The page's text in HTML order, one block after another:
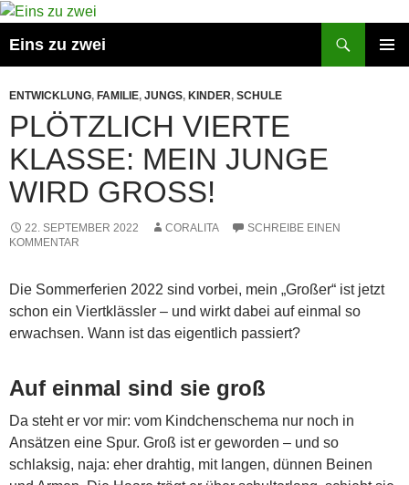
Eins zu zwei
SPRINGEN
ENTWICKLUNG, FAMILIE, JUNGS, KINDER, SCHULE
PLÖTZLICH VIERTE
KLASSE: MEIN JUNGE
WIRD GROSS!
22. SEPTEMBER 2022 CORALITA
SCHREIBE EINEN
KOMMENTAR
Die Sommerferien 2022 sind vorbei, mein „Großer“ ist jetzt
schon ein Viertklässler – und wirkt dabei auf einmal so
erwachsen. Wann ist das eigentlich passiert?
Auf einmal sind sie groß
Da steht er vor mir: vom Kindchenschema nur noch in
Ansätzen eine Spur. Groß ist er geworden – und so
schlaksig, naja: eher drahtig, mit langen, dünnen Beinen